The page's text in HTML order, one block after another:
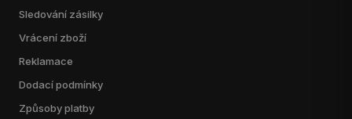
Sledování zásilky
Vrácení zboží
Reklamace
Dodací podmínky
Způsoby platby